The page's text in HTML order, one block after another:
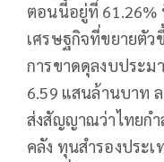
ตอนนี้อยู่ที่ 61.26%
เศรษฐกิจที่ขยายตัว
การขาดดุลงบประ
6.59 แสนล้านบาท
ส่งสัญญาณว่าไทยกำ
คลัง ทุนสำรองประ